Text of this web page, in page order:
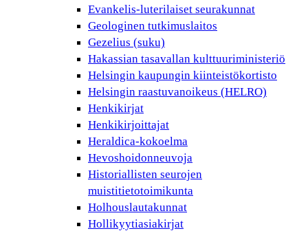
Evankelis-luterilaiset seurakunnat
Geologinen tutkimuslaitos
Gezelius (suku)
Hakassian tasavallan kulttuuriministeriö
Helsingin kaupungin kiinteistökortisto
Helsingin raastuvanoikeus (HELRO)
Henkikirjat
Henkikirjoittajat
Heraldica-kokoelma
Hevoshoidonneuvoja
Historiallisten seurojen
muistitietotoimikunta
Holhouslautakunnat
Hollikyytiasiakirjat